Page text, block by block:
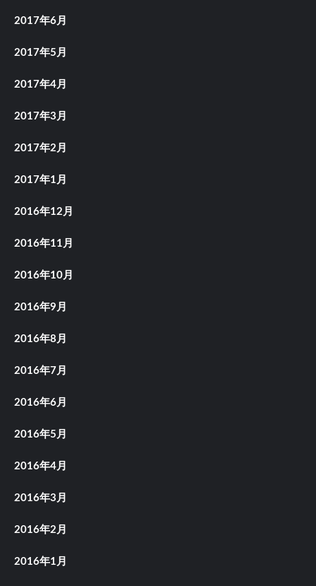
2017年6月
2017年5月
2017年4月
2017年3月
2017年2月
2017年1月
2016年12月
2016年11月
2016年10月
2016年9月
2016年8月
2016年7月
2016年6月
2016年5月
2016年4月
2016年3月
2016年2月
2016年1月